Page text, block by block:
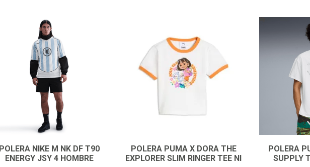
POLERA NIKE M NK DF T90
ENERGY JSY 4 HOMBRE
POLERA PUMA X DORA THE
EXPLORER SLIM RINGER TEE NI
POLERA
SUPPLY